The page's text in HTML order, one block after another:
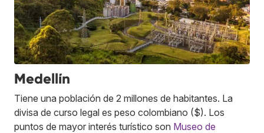
Medellín
Tiene una población de 2 millones de habitantes. La
divisa de curso legal es peso colombiano ($). Los
puntos de mayor interés turístico son Museo de